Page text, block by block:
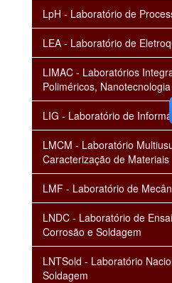
LpH - Laboratório de
LEA - Laboratório de
LIMAC - Laboratórios
Poliméricos,
LIG - Laboratório de
LMCM - Laboratório
Caracterização de Materiais
LMF - Laboratório de
LNDC - Laboratório de
Corrosão e Soldagem
LNTSold - Laboratório
Soldagem